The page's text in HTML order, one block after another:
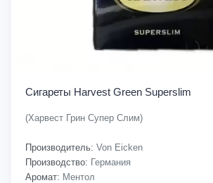
Сигареты Harvest Green Superslim
(Харвест Грин Супер Слим)
Производитель: Von Eicken
Производство: Германия
Аромат: Ментол